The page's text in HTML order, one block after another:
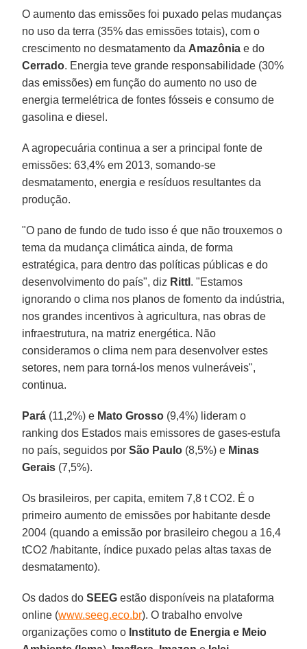
O aumento das emissões foi puxado pelas mudanças
no uso da terra (35% das emissões totais), com o
crescimento no desmatamento da Amazônia e do
Cerrado. Energia teve grande responsabilidade (30%
das emissões) em função do aumento no uso de
energia termelétrica de fontes fósseis e consumo de
gasolina e diesel.
A agropecuária continua a ser a principal fonte de
emissões: 63,4% em 2013, somando-se
desmatamento, energia e resíduos resultantes da
produção.
"O pano de fundo de tudo isso é que não trouxemos o
tema da mudança climática ainda, de forma
estratégica, para dentro das políticas públicas e do
desenvolvimento do país", diz Rittl . "Estamos
ignorando o clima nos planos de fomento da indústria,
nos grandes incentivos à agricultura, nas obras de
infraestrutura, na matriz energética. Não
consideramos o clima nem para desenvolver estes
setores, nem para torná-los menos vulneráveis",
continua.
Pará (11,2%) e Mato Grosso (9,4%) lideram o
ranking dos Estados mais emissores de gases-estufa
no país, seguidos porSão Paulo (8,5%) e Minas
Gerais (7,5%).
Os brasileiros, per capita, emitem 7,8 t CO2. É o
primeiro aumento de emissões por habitante desde
2004 (quando a emissão por brasileiro chegou a 16,4
tCO2 /habitante, índice puxado pelas altas taxas de
desmatamento).
Os dados doSEEG estão disponíveis na plataforma
online (www.seeg.eco.br). O trabalho envolve
organizações como o Instituto de Energia e Meio